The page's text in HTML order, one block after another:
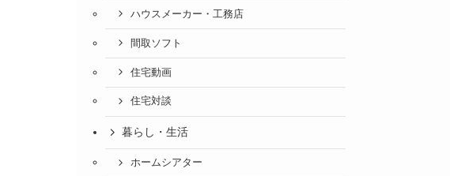
ハウスメーカー・工務店
間取ソフト
住宅動画
住宅対談
暮らし・生活
ホームシアター